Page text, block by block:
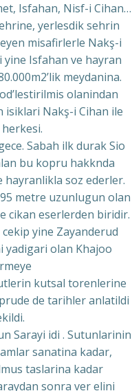
Isfahan, Nisf-i Cihan…
yerlesdik sehrin
misafirlerle Nakş-i
yine Isfahan ve hayran
meydanina.
olanindan
isiklari Nakş-i Cihan ile
Sabah ilk durak Sio
bu kopru hakknda
hayranlikla soz ederler.
metre uzunlugun olan
cikan eserlerden biridir.
yine Zayanderud
yadigari olan Khajoo
kutsal torenlerine
de tarihler anlatildi
Sarayi idi . Sutunlarinin
sanatina kadar,
taslarina kadar
sonra ver elini